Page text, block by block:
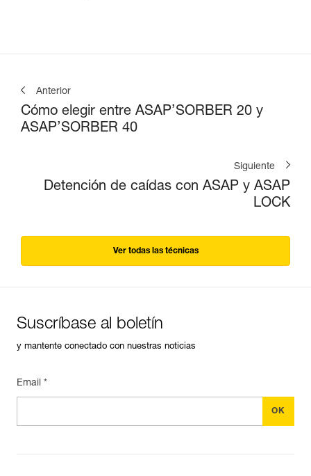
Anterior
Cómo elegir entre ASAP’SORBER 20 y
ASAP’SORBER 40
Siguiente
Detención de caídas con ASAP y ASAP
LOCK
Ver todas las técnicas
Suscríbase al boletín
y mantente conectado con nuestras noticias
Email *